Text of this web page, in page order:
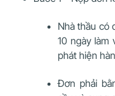
Nhà thầu có
10 ngày làm
phát hiện
Đơn phải